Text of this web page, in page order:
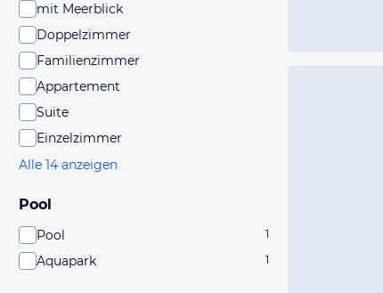
mit Meerblick
Doppelzimmer
Familienzimmer
Appartement
Suite
Einzelzimmer
Alle 14 anzeigen
Pool
Pool 1
Aquapark 1